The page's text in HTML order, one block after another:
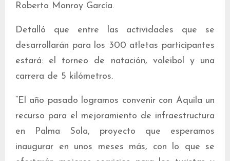
Roberto Monroy García.
Detalló que entre las actividades que se
desarrollarán para los 300 atletas participantes
estará: el torneo de natación, voleibol y una
carrera de 5 kilómetros.
“El año pasado logramos convenir con Aquila un
recurso para el mejoramiento de infraestructura
en Palma Sola, proyecto que esperamos
inaugurar en unos meses más, con lo que se